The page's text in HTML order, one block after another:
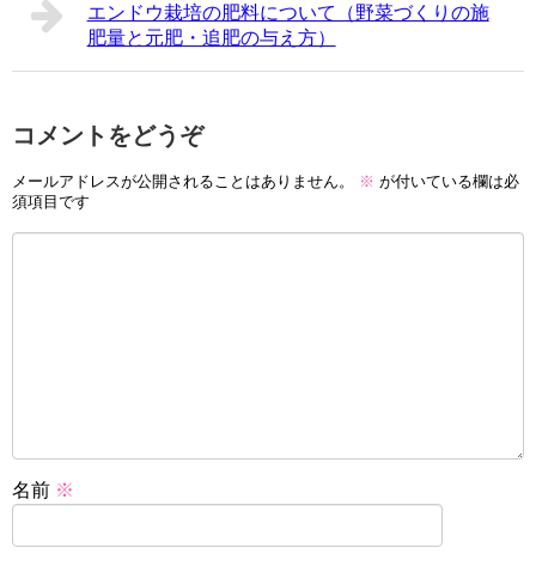
エンドウ栽培の肥料について（野菜づくりの施
肥量と元肥・追肥の与え方）
コメントをどうぞ
メールアドレスが公開されることはありません。 ※ が付いている欄は必
須項目です
名前 ※